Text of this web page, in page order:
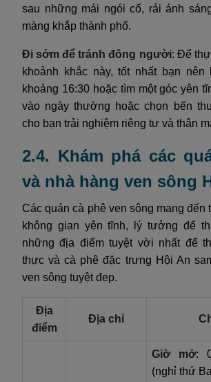
sau những mái ngói cổ, rải ánh
màng khắp thành phố.
Đi sớm để tránh đông người: Để
khoảnh khắc này, tốt nhất bạn nên
khoảng 16:30 hoặc tìm một góc yên
vào ngày thường hoặc chọn bến
cho bạn trải nghiệm riêng tư và thân
2.4. Khám phá các
và nhà hàng ven sông
Các quán cà phê ven sông mang đến
không gian yên tĩnh, lý tưởng để
những địa điểm tuyệt vời nhất để
thực và cà phê đặc trưng Hội An
ven sông tuyệt đẹp.
Địa
điểm
Địa chỉ
Giờ mở:
(nghỉ thứ